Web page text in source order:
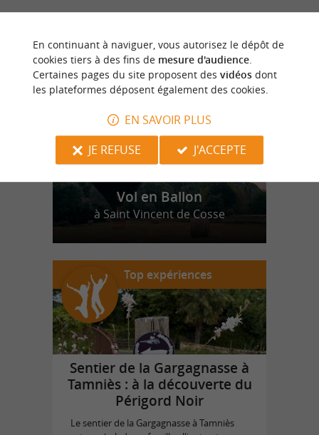
n
o
t
r
e
c
o
u
p
d
e
c
o
e
u
r
Vol en Ballon
à Saint Vincent de Cosse
Top expériences
Sentier de la Gargagnasse à
Tamniès : à la découverte du
Périgord Noir
Le sentier de la Gargagnasse à Tamniès
En continuant à naviguer, vous autorisez le dépôt de
cookies tiers à des fins de mesure d'audience.
Certaines pages du site proposent des vidéosdont
les plateformes déposent également des cookies.
EN SAVOIR PLUS
JE REFUSE
J'ACCEPTE